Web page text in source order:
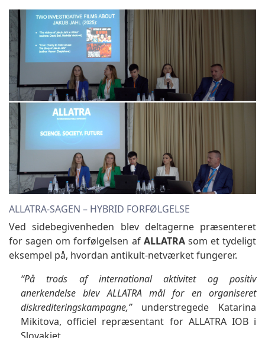
ALLATRA-SAGEN – HYBRID FORFØLGELSE
Ved sidebegivenheden blev deltagerne præsenteret
for sagen om forfølgelsen af ALLATRAsom et tydeligt
eksempel på, hvordan antikult-netværket fungerer.
“På trods af international aktivitet og positiv
anerkendelse blev ALLATRA mål for en organiseret
diskrediteringskampagne,”understregede Katarina
Mikitova, officiel repræsentant for ALLATRA IOB i